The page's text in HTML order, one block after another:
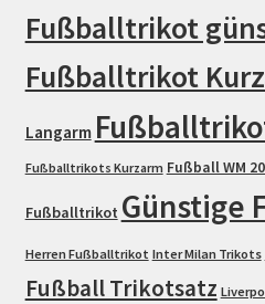
Fußballtrikot
Fußballtrikot
Langarm
Fußballtrikots Kurzarm Fußball WM
Fußballtrikot Günstige
Herren Fußballtrikot Inter Milan Trikots
Fußball Trikotsatz